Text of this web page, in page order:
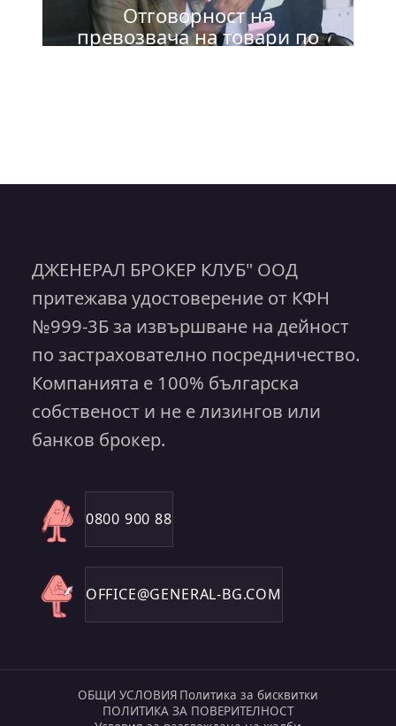
Отговорност на
превозвача на товари по
ДЖЕНЕРАЛ БРОКЕР КЛУБ" ООД
притежава удостоверение от КФН
№999-3Б за извършване на дейност
по застрахователно посредничество.
Компанията е 100% българска
собственост и не е лизингов или
банков брокер.
0800 900 88
OFFICE@GENERAL-BG.COM
ОБЩИ УСЛОВИЯ Политика за бисквитки
ПОЛИТИКА ЗА ПОВЕРИТЕЛНОСТ